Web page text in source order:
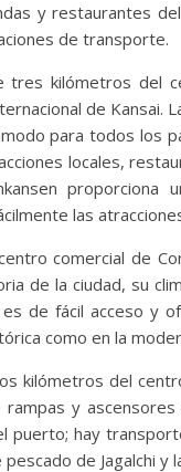
y restaurantes
de transporte.
tres kilómetros del
de Kansai.
para todos los
locales,
proporciona
las
comercial de
de la ciudad, su
de fácil acceso y
como en la
kilómetros del
rampas y
puerto; hay
de Jagalchi y